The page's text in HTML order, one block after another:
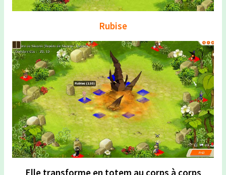
Rubise
Elle transforme en totem au corps à corps